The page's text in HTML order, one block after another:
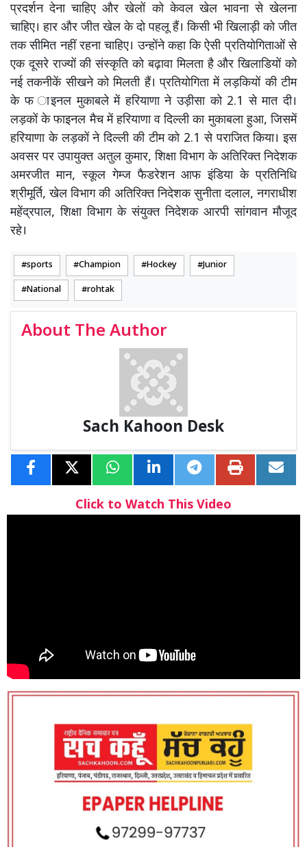
प्रदर्शन देना चाहिए और खेलों को केवल खेल भावना से खेलना
चाहिए। हार और जीत खेल के दो पहलू हैं। किसी भी खिलाड़ी को जीत
तक सीमित नहीं रहना चाहिए। उन्होंने कहा कि ऐसी प्रतियोगिताओं से
एक दूसरे राज्यों की संस्कृति को बढ़ावा मिलता है और खिलाडियों को
नई तकनीकें सीखने को मिलती हैं। प्रतियोगिता में लड़कियों की टीम
के फ ाइनल मुकाबले में हरियाणा ने उड़ीसा को 2.1 से मात दी।
लड़कों के फाइनल मैच में हरियाणा व दिल्ली का मुकाबला हुआ, जिसमें
हरियाणा के लड़कों ने दिल्ली की टीम को 2.1 से पराजित किया। इस
अवसर पर उपायुक्त अतुल कुमार, शिक्षा विभाग के अतिरिक्त निदेशक
अमरजीत मान, स्कूल गेम्ज फैडरेशन आफ इंडिया के प्रतिनिधि
श्रीमूर्ति, खेल विभाग की अतिरिक्त निदेशक सुनीता दलाल, नगराधीश
महेंद्रपाल, शिक्षा विभाग के संयुक्त निदेशक आरपी सांगवान मौजूद
रहे।
sports Champion Hockey Junior
National rohtak
About The Author
Sach Kahoon Desk
Click to Watch This Video